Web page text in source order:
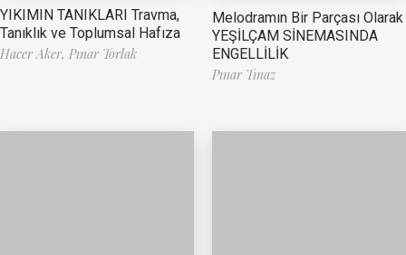
YIKIMIN TANIKLARI Travma,
Tanıklık ve Toplumsal Hafıza
Hacer Aker, Pınar Torlak
Melodramın Bir Parçası Olarak
YEŞİLÇAM SİNEMASINDA
ENGELLİLİK
Pınar Tınaz